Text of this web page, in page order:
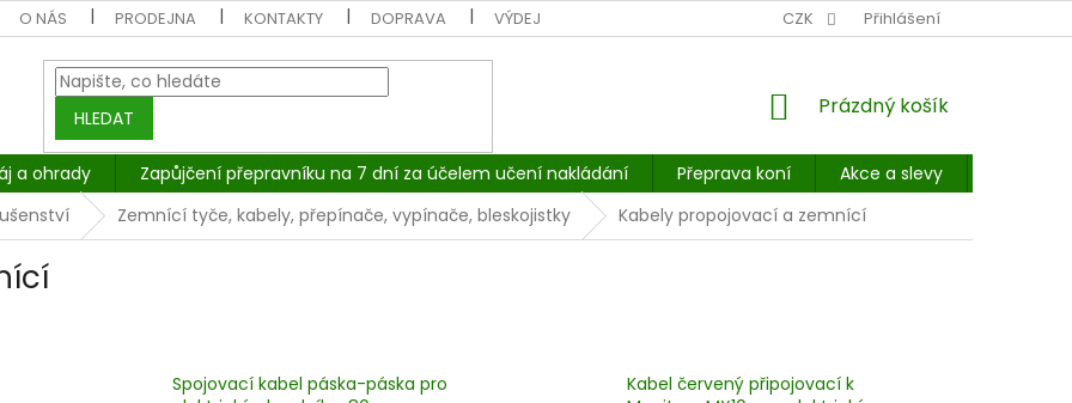
O NÁS PRODEJNA KONTAKTY DOPRAVA VÝDEJNÍ MÍSTO: BALÍKOVNA, PPL, GLS, SUPERVÝDEJNY, UPS
CZK Přihlášení
HLEDAT
NÁKUPNÍ
Prázdný košík
a ohrady Zapůjčení přepravníku na 7 dní za účelem učení nakládání Přeprava koní Akce a slevy
Zemnící tyče, kabely, přepínače, vypínače, bleskojistky Kabely propojovací a zemnící
Spojovací kabel páska-páska pro
Kabel červený připojovací k